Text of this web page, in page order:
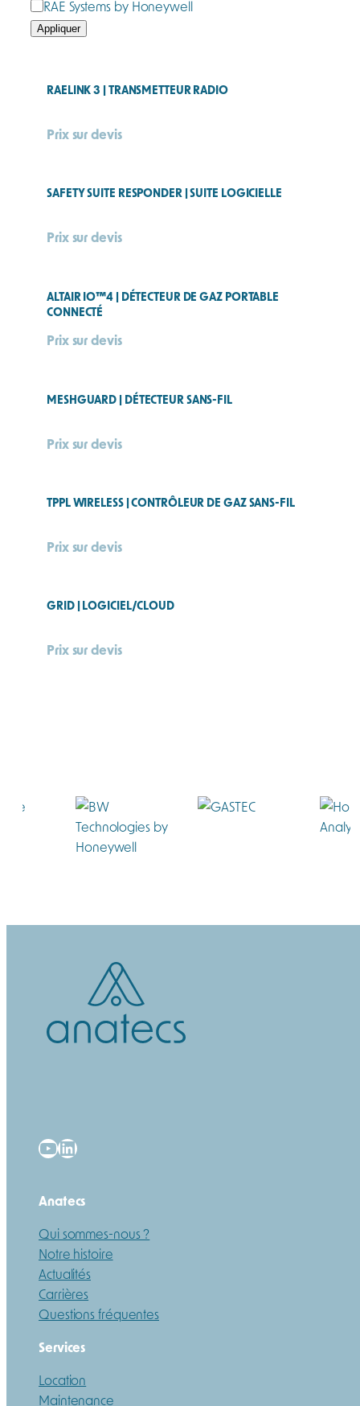
q
RAE Systems by Honeywell
Appliquer
RAELINK 3 | TRANSMETTEUR RADIO
Prix sur devis
SAFETY SUITE RESPONDER | SUITE LOGICIELLE
Prix sur devis
ALTAIR IO™4 | DÉTECTEUR DE GAZ PORTABLE
CONNECTÉ
Prix sur devis
MESHGUARD | DÉTECTEUR SANS-FIL
Prix sur devis
TPPL WIRELESS | CONTRÔLEUR DE GAZ SANS-FIL
Prix sur devis
GRID | LOGICIEL/CLOUD
Prix sur devis
YouTube
LinkedIn
Anatecs
Qui sommes-nous ?
Notre histoire
Actualités
Carrières
Questions fréquentes
Services
Location
Maintenance